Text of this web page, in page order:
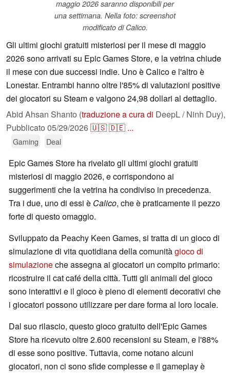
maggio 2026 saranno disponibili per
una settimana. Nella foto: screenshot
modificato di Calico.
Gli ultimi giochi gratuiti misteriosi per il mese di maggio
2026 sono arrivati su Epic Games Store, e la vetrina chiude
il mese con due successi indie. Uno è Calico e l'altro è
Lonestar. Entrambi hanno oltre l'85% di valutazioni positive
dei giocatori su Steam e valgono 24,98 dollari al dettaglio.
Abid Ahsan Shanto (traduzione a cura di DeepL / Ninh Duy),
Pubblicato 05/29/2026🇺🇸🇩🇪 ...
Gaming Deal
Epic Games Store ha rivelato gli ultimi giochi gratuiti
misteriosi di maggio 2026, e corrispondono ai
suggerimenti che la vetrina ha condiviso in precedenza.
Tra i due, uno di essi è Calico, che è praticamente il pezzo
forte di questo omaggio.
Sviluppato da Peachy Keen Games, si tratta di un gioco di
simulazione di vita quotidiana della comunitàgioco di
simulazioneche assegna ai giocatori un compito primario:
ricostruire il cat café della città. Tutti gli animali del gioco
sono interattivi e il gioco è pieno di elementi decorativi che
i giocatori possono utilizzare per dare forma al loro locale.
Dal suo rilascio, questo gioco gratuito dell'Epic Games
Store ha ricevuto oltre 2.600 recensioni su Steam, e l'88%
di esse sono positive. Tuttavia, come notano alcuni
giocatori, non ci sono sfide complesse e il gameplay è